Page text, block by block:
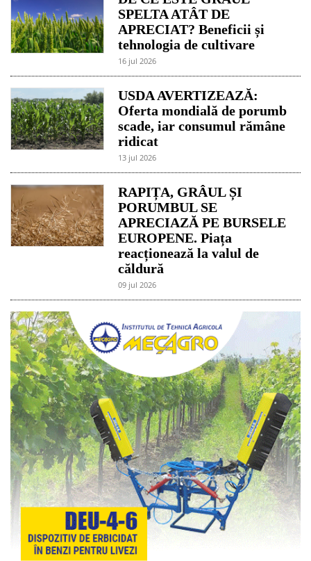
SPELTA ATÂT DE
APRECIAT? Beneficii și
tehnologia de cultivare
16 jul 2026
USDA AVERTIZEAZĂ:
Oferta mondială de porumb
scade, iar consumul rămâne
ridicat
13 jul 2026
RAPIȚA, GRÂUL ȘI
PORUMBUL SE
APRECIAZĂ PE BURSELE
EUROPENE. Piața
reacționează la valul de
căldură
09 jul 2026